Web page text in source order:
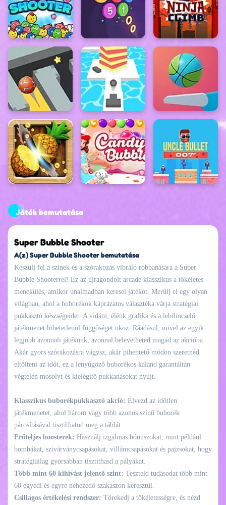
Játék bemutatása
Super Bubble Shooter
A(z) Super Bubble Shooter bemutatása
Készülj fel a színek és a szórakozás vibráló robbanására a Super
Bubble Shooterrel! Ez az újragondolt arcade klasszikus a tökéletes
menekülés, amikor unalmadban keresel játékot. Merülj el egy olyan
világban, ahol a buborékok káprázatos választéka várja stratégiai
pukkasztó készségeidet. A vidám, élénk grafika és a lebilincselő
játékmenet hihetetlenül függőséget okoz. Ráadásul, mivel az egyik
legjobb azonnali játékunk, azonnal belevetheted magad az akcióba.
Akár gyors szórakozásra vágysz, akár pihentető módon szeretnéd
eltölteni az időt, ez a lenyűgöző buborékos kaland garantáltan
végtelen mosolyt és kielégítő pukkanásokat nyújt.
Klasszikus buborékpukkasztó akció: Élvezd az időtlen
játékmenetet, ahol három vagy több azonos színű buborék
párosításával tisztíthatod meg a táblát.
Erőteljes boosterek: Használj izgalmas bónuszokat, mint például
bombákat, szivárványcsapásokat, villámcsapásokat és pajzsokat, hogy
stratégiailag gyorsabban tisztíthasd a pályákat.
Több mint 60 kihívást jelentő szint: Teszteld tudásodat több mint
60 egyedi és egyre nehezedő szakaszon keresztül.
Csillagos értékelési rendszer: Törekedj a tökéletességre, és nézd